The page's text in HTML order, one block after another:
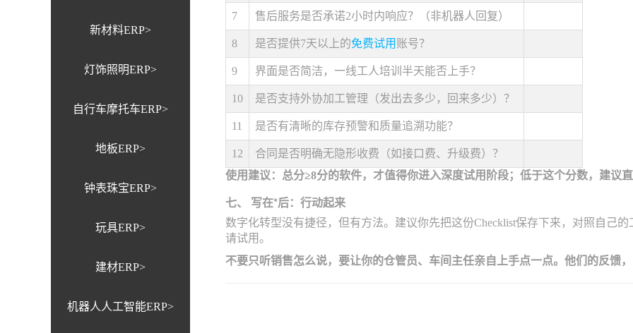
新材料ERP>
灯饰照明ERP>
自行车摩托车ERP>
地板ERP>
钟表珠宝ERP>
玩具ERP>
建材ERP>
机器人人工智能ERP>
7 售后服务是否承诺2小时内响应？（非机器人回复）
8 是否提供7天以上的免费试用 账号？
9 界面是否简洁，一线工人培训半天能否上手？
10 是否支持外协加工管理（发出去多少，回来多少）？
11 是否有清晰的库存预警和质量追溯功能？
12
合同是否明确无隐形收费（如接口费、升级费）？
使用建议：总分≥8分的软件，才值得你进入深度试用阶段；低于这个分数，建议直
七、 写在*后：行动起来
数字化转型没有捷径，但有方法。建议你先把这份Checklist保存下来，对照自己
请试用。
不要只听销售怎么说，要让你的仓管员、车间主任亲自上手点一点。他们的反馈，